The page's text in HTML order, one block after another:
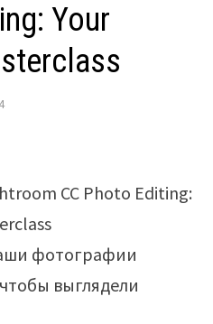
Your
фотографии
выглядели